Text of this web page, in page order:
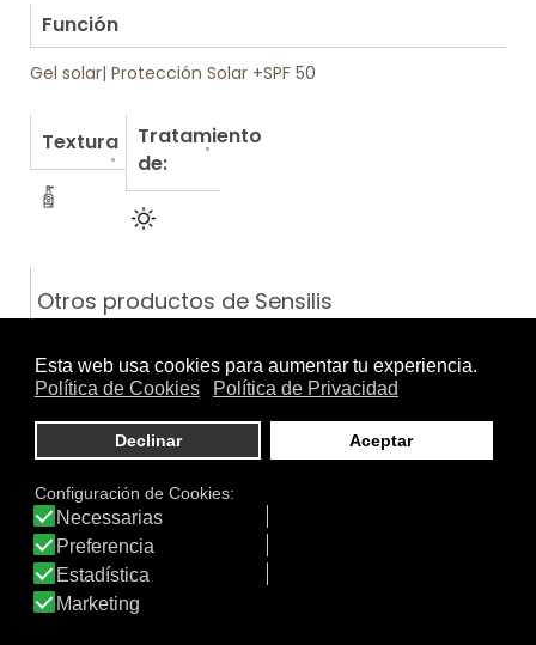
Función
Gel solar| Protección Solar +SPF 50
Textura
Tratamiento
de:
Otros productos de Sensilis